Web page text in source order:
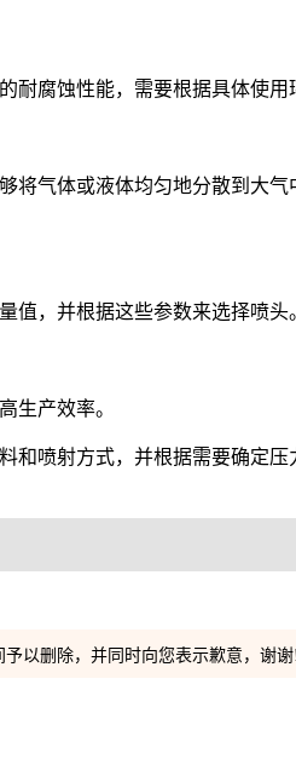
腐蚀性能，需要根据具体使用
将气体或液体均匀地分散到大
值，并根据这些参数来选择喷头
生产效率。
和喷射方式，并根据需要确定压
以删除，并同时向您表示歉意，谢谢!